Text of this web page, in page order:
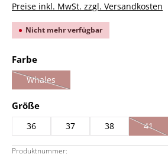
Preise inkl. MwSt. zzgl. Versandkosten
Nicht mehr verfügbar
Farbeauswählen
Whales
(Diese Option ist zurzeit nicht
Größeauswählen
36 37 38 41
Produktnummer: